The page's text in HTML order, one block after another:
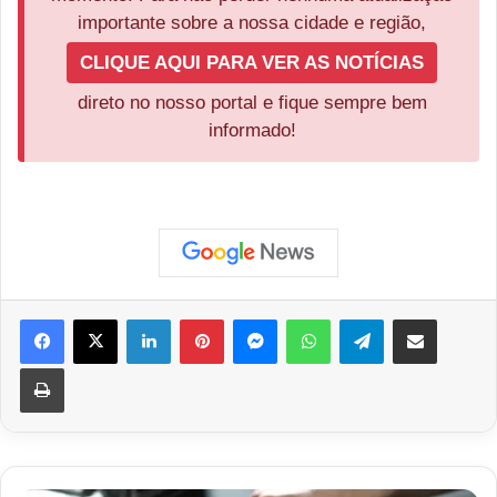
importante sobre a nossa cidade e região,
CLIQUE AQUI PARA VER AS NOTÍCIAS
direto no nosso portal e fique sempre bem
informado!
Facebook
X LinkedinPinterestMessengerWhatsAppTelegramCompartilhar via e-mail
Imprimir